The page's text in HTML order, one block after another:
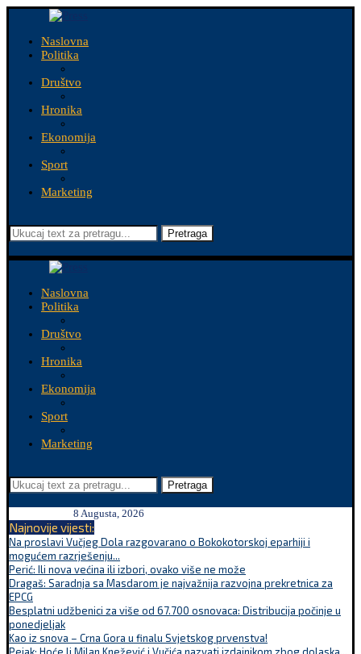
Naslovna
Politika
Društvo
Hronika
Ekonomija
Sport
Marketing
Pretraga
Naslovna
Politika
Društvo
Hronika
Ekonomija
Sport
Marketing
Pretraga
8 Augusta, 2026
Najnovije vijesti:
Na proslavi Vučjeg Dola razgovarano o Bokokotorskoj eparhiji i
mogućem razrješenju...
Perić: Ili nova većina ili izbori, ovako više ne može
Dragaš: Saradnja sa Masdarom je najvažnija razvojna prekretnica za
EPCG
Besplatni udžbenici za više od 67.700 osnovaca: Distribucija počinje u
ponedjeljak
Kao iz snova – Crna Gora u finalu Svjetskog prvenstva!